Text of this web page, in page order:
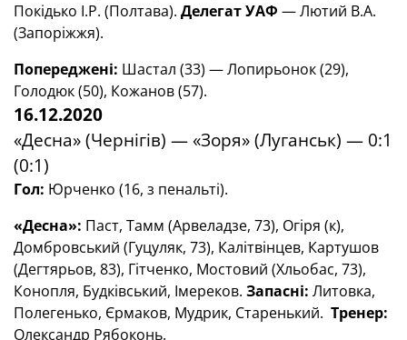
Покідько І.Р. (Полтава). Делегат УАФ — Лютий В.А.
(Запоріжжя).
Попереджені: Шастал (33) — Лопирьонок (29),
Голодюк (50), Кожанов (57).
16.12.2020
«Десна» (Чернігів) — «Зоря» (Луганськ) — 0:1
(0:1)
Гол: Юрченко (16, з пенальті).
«Десна»: Паст, Тамм (Арвеладзе, 73), Огіря (к),
Домбровський (Гуцуляк, 73), Калітвінцев, Картушов
(Дегтярьов, 83), Гітченко, Мостовий (Хльобас, 73),
Конопля, Будківський, Імереков. Запасні: Литовка,
Полегенько, Єрмаков, Мудрик, Старенький. Тренер:
Олександр Рябоконь.